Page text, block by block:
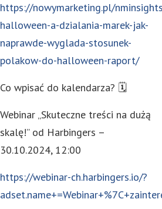
https://nowymarketing.pl/
halloween-a-dzialania-marek-jak-
naprawde-wyglada-stosunek-
polakow-do-halloween-raport/
Co wpisać do kalendarza? 🗓
Webinar „Skuteczne treści na dużą
skalę!” od Harbingers –
30.10.2024, 12:00
https://webinar-ch.harbingers.io/?